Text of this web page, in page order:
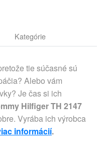
Kategórie
tie súčasné sú
Alebo vám
Je čas si ich
Hilfiger TH 2147
Vyrába ich výrobca
informácií.